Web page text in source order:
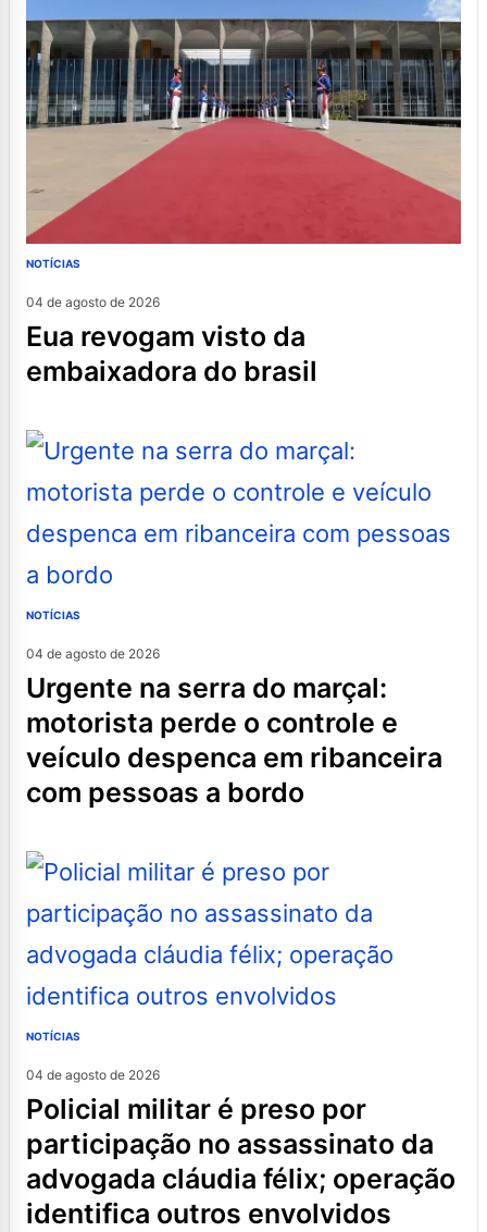
NOTÍCIAS
04 de agosto de 2026
eua revogam visto da
embaixadora do brasil
NOTÍCIAS
04 de agosto de 2026
urgente na serra do marçal:
motorista perde o controle e
veículo despenca em ribanceira
com pessoas a bordo
NOTÍCIAS
04 de agosto de 2026
policial militar é preso por
participação no assassinato da
advogada cláudia félix; operação
identifica outros envolvidos